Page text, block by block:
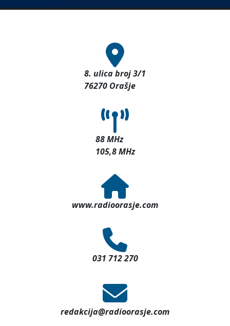
8. ulica broj 3/1
76270 Orašje
88 MHz
105,8 MHz
www.radioorasje.com
031 712 270
redakcija@radioorasje.com